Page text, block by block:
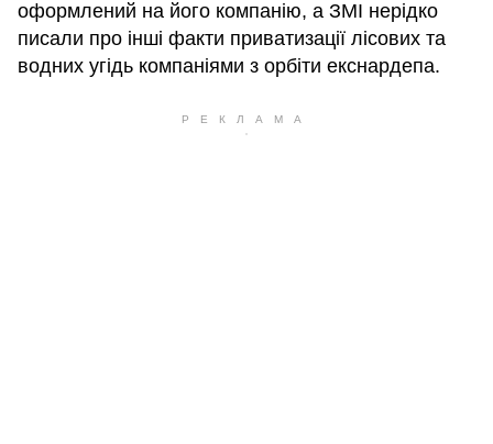
оформлений на його компанію, а ЗМІ нерідко
писали про інші факти приватизації лісових та
водних угідь компаніями з орбіти екснардепа.